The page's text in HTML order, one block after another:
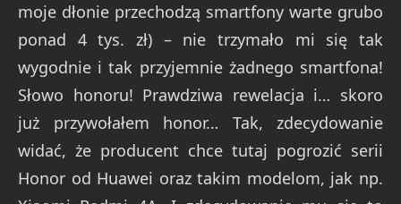
moje dłonie przechodzą smartfony warte grubo
ponad 4 tys. zł) – nie trzymało mi się tak
wygodnie i tak przyjemnie żadnego smartfona!
Słowo honoru! Prawdziwa rewelacja i… skoro
już przywołałem honor… Tak, zdecydowanie
widać, że producent chce tutaj pogrozić serii
Honor od Huawei oraz takim modelom, jak np.